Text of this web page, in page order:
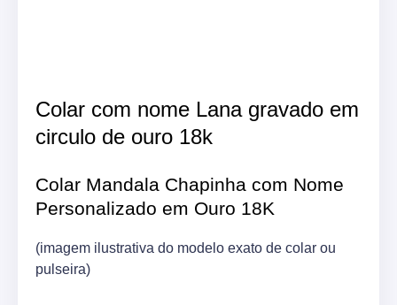
Colar com nome Lana gravado em
circulo de ouro 18k
Colar Mandala Chapinha com Nome
Personalizado em Ouro 18K
(imagem ilustrativa do modelo exato de colar ou
pulseira)